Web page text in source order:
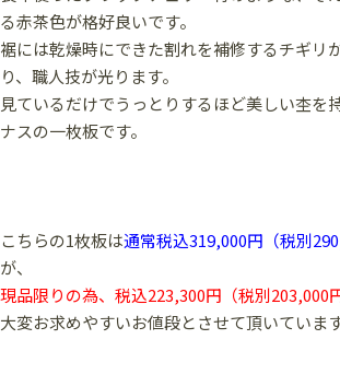
る赤茶色が格好良いです。
裾には乾燥時にできた割れを補修するチギリ
り、職人技が光ります。
見ているだけでうっとりするほど美しい杢を
ナスの一枚板です。
こちらの1枚板は通常税込319,000円（税別
が、
現品限りの為、税込223,300円（税別203,000円
大変お求めやすいお値段とさせて頂いています